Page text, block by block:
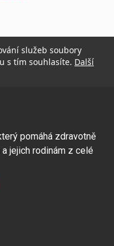
služeb soubory
s tím souhlasíte. Další
pomáhá zdravotně
jejich rodinám z celé